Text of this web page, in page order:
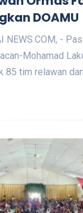
DOAMU
NEWS.COM, -
Mohamad
85 tim relawan